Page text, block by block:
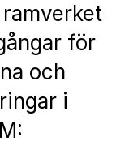
för
och
i